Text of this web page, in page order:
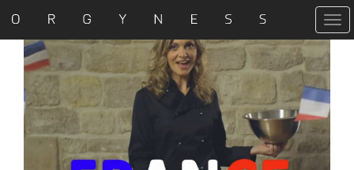
T
o